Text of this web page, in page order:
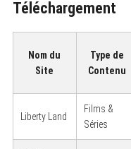
Téléchargement
Nom du
Site
Type de
Contenu
Liberty Land
Films &
Séries